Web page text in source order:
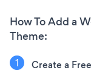
How To Add a
Theme:
Create a